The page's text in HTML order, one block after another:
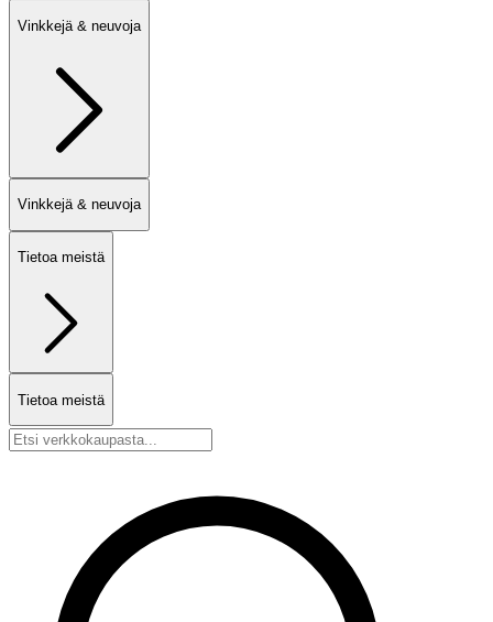
Vinkkejä & neuvoja
Vinkkejä & neuvoja
Tietoa meistä
Tietoa meistä